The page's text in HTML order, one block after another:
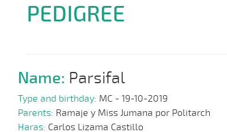
PEDIGREE
Name: Parsifal
Type and birthday: MC - 19-10-2019
Parents: Ramaje y Miss Jumana por Politarch
Haras: Carlos Lizama Castillo